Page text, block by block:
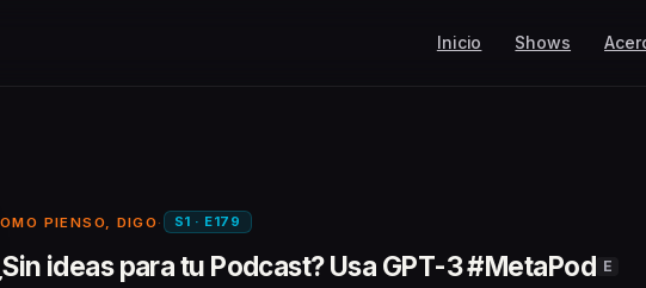
Inicio Shows
PIENSO, DIGO · S1 · E179
ideas para tu Podcast? Usa GPT-3 #MetaPod E